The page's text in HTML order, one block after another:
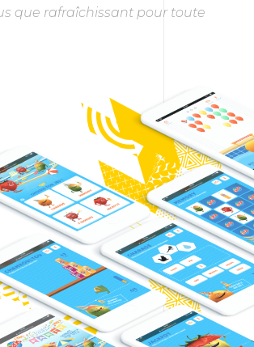
que rafraîchissant pour toute